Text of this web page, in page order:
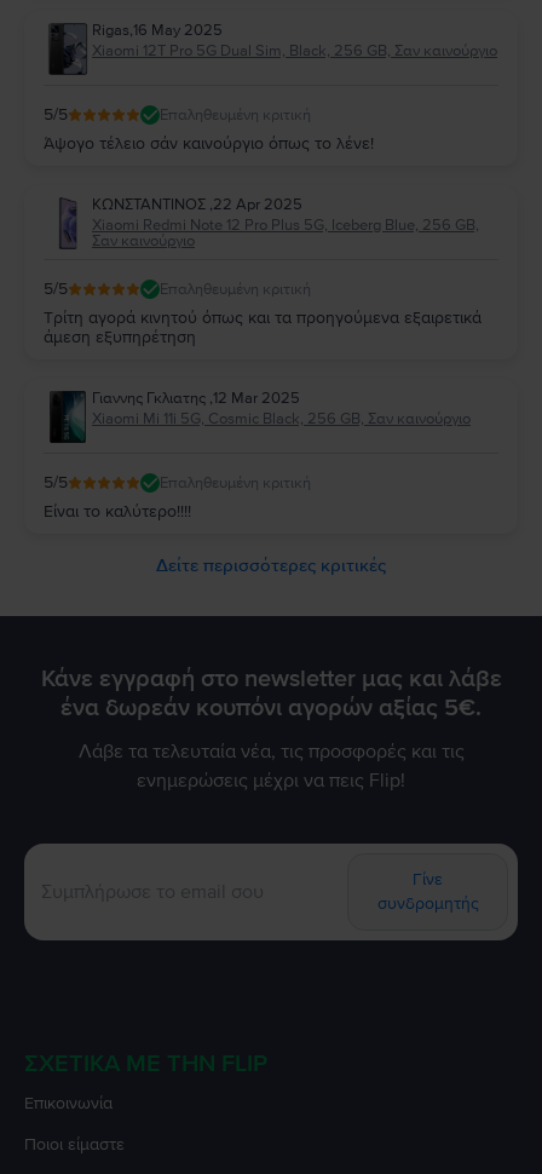
Rigas,16 May 2025
Xiaomi 12T Pro 5G Dual Sim, Black, 256 GB, Σαν καινούργιο
5/5 Επαληθευμένη κριτική
Άψογο τέλειο σάν καινούργιο όπως το λένε!
ΚΩΝΣΤΑΝΤΙΝΟΣ ,22 Apr 2025
Xiaomi Redmi Note 12 Pro Plus 5G, Iceberg Blue, 256 GB,
Σαν καινούργιο
5/5 Επαληθευμένη κριτική
Τρίτη αγορά κινητού όπως και τα προηγούμενα εξαιρετικά
άμεση εξυπηρέτηση
Γιαννης Γκλιατης ,12 Mar 2025
Xiaomi Mi 11i 5G, Cosmic Black, 256 GB, Σαν καινούργιο
5/5 Επαληθευμένη κριτική
Είναι το καλύτερο!!!!
Δείτε περισσότερες κριτικές
Κάνε εγγραφή στο newsletter μας και λάβε
ένα δωρεάν κουπόνι αγορών αξίας 5€.
Λάβε τα τελευταία νέα, τις προσφορές και τις
ενημερώσεις μέχρι να πεις Flip!
Γίνε
συνδρομητής
ΣΧΕΤΙΚΆ ΜΕ ΤΗΝ FLIP
Επικοινωνία
Ποιοι είμαστε